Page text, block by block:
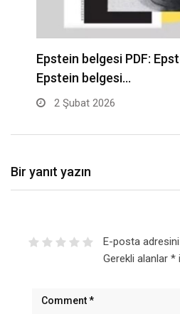
Epstein belgesi PDF:
Epstein belgesi…
2 Şubat 2026
Bir yanıt yazın
E-posta
Gerekli alanlar *